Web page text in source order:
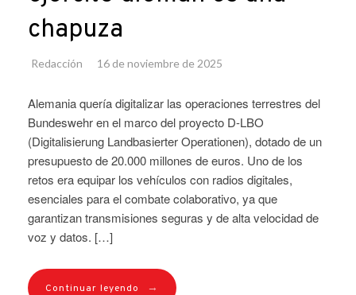
chapuza
Redacción 16 de noviembre de 2025
Alemania quería digitalizar las operaciones terrestres del
Bundeswehr en el marco del proyecto D-LBO
(Digitalisierung Landbasierter Operationen), dotado de un
presupuesto de 20.000 millones de euros. Uno de los
retos era equipar los vehículos con radios digitales,
esenciales para el combate colaborativo, ya que
garantizan transmisiones seguras y de alta velocidad de
voz y datos. […]
Continuar leyendo →